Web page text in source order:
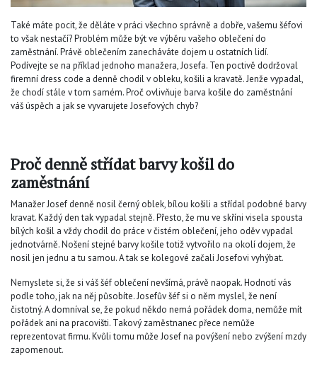
Také máte pocit, že děláte v práci všechno správně a dobře, vašemu šéfovi
to však nestačí? Problém může být ve výběru vašeho oblečení do
zaměstnání. Právě oblečením zanecháváte dojem u ostatních lidí.
Podívejte se na příklad jednoho manažera, Josefa. Ten poctivě dodržoval
firemní dress code a denně chodil v obleku, košili a kravatě. Jenže vypadal,
že chodí stále v tom samém. Proč ovlivňuje barva košile do zaměstnání
váš úspěch a jak se vyvarujete Josefových chyb?
Proč denně střídat barvy košil do
zaměstnání
Manažer Josef denně nosil černý oblek, bílou košili a střídal podobné barvy
kravat. Každý den tak vypadal stejně. Přesto, že mu ve skříni visela spousta
bílých košil a vždy chodil do práce v čistém oblečení, jeho oděv vypadal
jednotvárně. Nošení stejné barvy košile totiž vytvořilo na okolí dojem, že
nosil jen jednu a tu samou. A tak se kolegové začali Josefovi vyhýbat.
Nemyslete si, že si váš šéf oblečení nevšímá, právě naopak. Hodnotí vás
podle toho, jak na něj působíte. Josefův šéf si o něm myslel, že není
čistotný. A domníval se, že pokud někdo nemá pořádek doma, nemůže mít
pořádek ani na pracovišti. Takový zaměstnanec přece nemůže
reprezentovat firmu. Kvůli tomu může Josef na povýšení nebo zvýšení mzdy
zapomenout.